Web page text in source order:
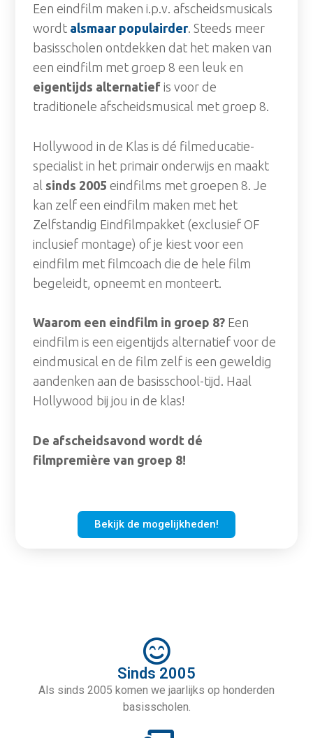
Een eindfilm maken i.p.v. afscheidsmusicals
wordt alsmaar populairder. Steeds meer
basisscholen ontdekken dat het maken van
een eindfilm met groep 8 een leuk en
eigentijds alternatief is voor de
traditionele afscheidsmusical met groep 8.
Hollywood in de Klas is dé filmeducatie-
specialist in het primair onderwijs en maakt
al sinds 2005 eindfilms met groepen 8. Je
kan zelf een eindfilm maken met het
Zelfstandig Eindfilmpakket (exclusief OF
inclusief montage) of je kiest voor een
eindfilm met filmcoach die de hele film
begeleidt, opneemt en monteert.
Waarom een eindfilm in groep 8? Een
eindfilm is een eigentijds alternatief voor de
eindmusical en de film zelf is een geweldig
aandenken aan de basisschool-tijd. Haal
Hollywood bij jou in de klas!
De afscheidsavond wordt dé
filmpremière van groep 8!
Bekijk de mogelijkheden!
Sinds 2005
Als sinds 2005 komen we jaarlijks op honderden
basisscholen.